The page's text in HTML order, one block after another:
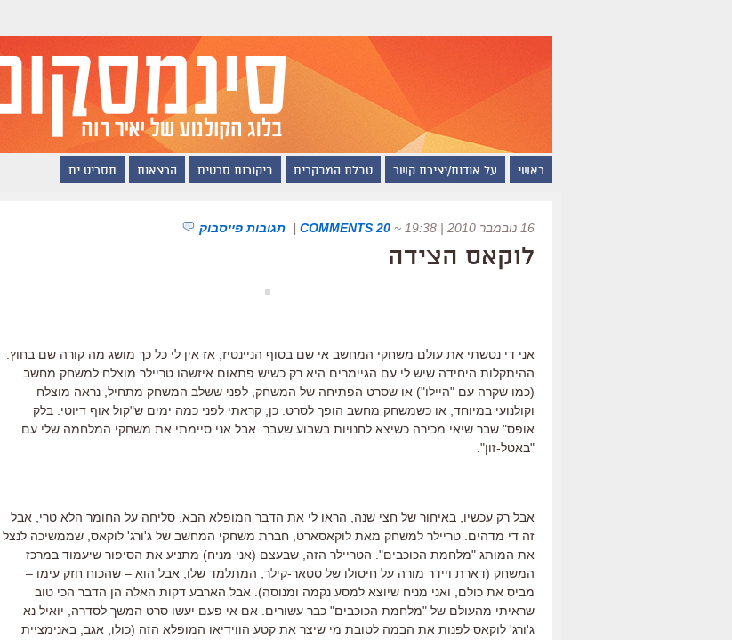
ראשי על אודות/יצירת קשר טבלת המבקרים ביקורות סרטים הרצאות תסריט.ים
16 נובמבר 2010 | 19:38 ~
20 COMMENTS
| תגובות פייסבוק
לוקאס הצידה
אני די נטשתי את עולם משחקי המחשב אי שם בסוף הניינטיז, אז אין לי כל כך מושג מה קורה שם בחוץ.
ההיתקלות היחידה שיש לי עם הגיימרים היא רק כשיש פתאום איזשהו טריילר מוצלח למשחק מחשב
(כמו שקרה עם "היילו") או שסרט הפתיחה של המשחק, לפני ששלב המשחק מתחיל, נראה מוצלח
וקולנועי במיוחד, או כשמשחק מחשב הופך לסרט. כן, קראתי לפני כמה ימים ש"קול אוף דיוטי: בלק
אופס" שבר שיאי מכירה כשיצא לחנויות בשבוע שעבר. אבל אני סיימתי את משחקי המלחמה שלי עם
"באטל-זון".
אבל רק עכשיו, באיחור של חצי שנה, הראו לי את הדבר המופלא הבא. סליחה על החומר הלא טרי, אבל
זה די מדהים. טריילר למשחק מאת לוקאסארט, חברת משחקי המחשב של ג'ורג' לוקאס, שממשיכה לנצל
את המותג "מלחמת הכוכבים". הטריילר הזה, שבעצם (אני מניח) מתניע את הסיפור שיעמוד במרכז
המשחק (דארת ויידר מורה על חיסולו של סטאר-קילר, המתלמד שלו, אבל הוא – שהכוח חזק עימו –
מביס את כולם, ואני מניח שיוצא למסע נקמה ומנוסה). אבל הארבע דקות האלה הן הדבר הכי טוב
שראיתי מהעולם של "מלחמת הכוכבים" כבר עשורים. אם אי פעם יעשו סרט המשך לסדרה, יואיל נא
ג'ורג' לוקאס לפנות את הבמה לטובת מי שיצר את קטע הווידיאו המופלא הזה (כולו, אגב, באנימציית